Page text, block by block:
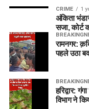
CRIME 1
अंकिता
सजा, कोर्ट
रामनगर:
पहले उठा
हरिद्वार:
विभाग ने